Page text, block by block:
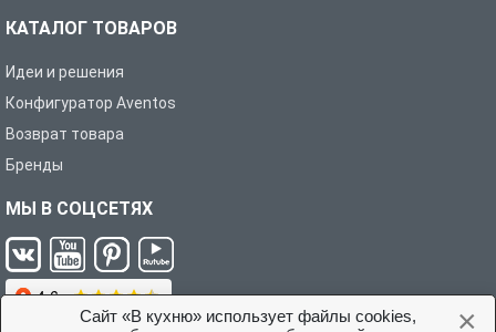
×
Сайт «В кухню» использует файлы cookies,
КАТАЛОГ ТОВАРОВ
Идеи и решения
Конфигуратор Aventos
Возврат товара
Бренды
МЫ В СОЦСЕТЯХ